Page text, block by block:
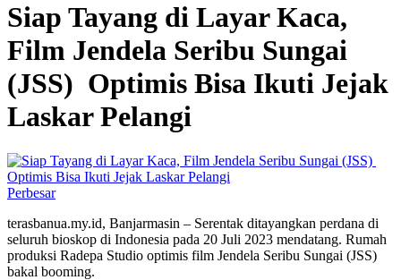
Siap Tayang di Layar Kaca,
Film Jendela Seribu Sungai
(JSS) Optimis Bisa Ikuti Jejak
Laskar Pelangi
Perbesar
terasbanua.my.id, Banjarmasin – Serentak ditayangkan perdana di
seluruh bioskop di Indonesia pada 20 Juli 2023 mendatang. Rumah
produksi Radepa Studio optimis film Jendela Seribu Sungai (JSS)
bakal booming.